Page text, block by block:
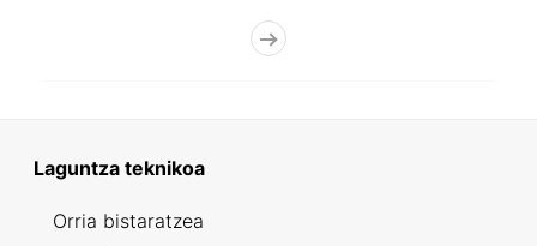
Laguntza teknikoa
Orria bistaratzea